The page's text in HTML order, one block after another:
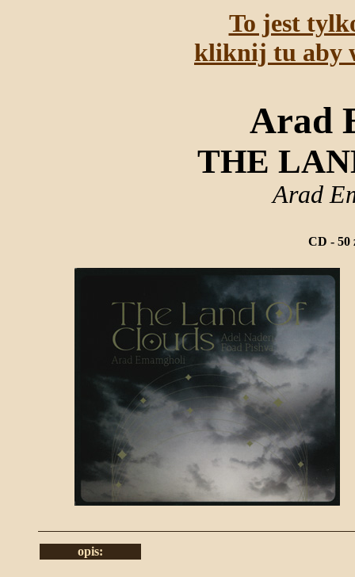
To jest
kliknij tu aby
Arad
THE
Arad
CD - 50
opis: